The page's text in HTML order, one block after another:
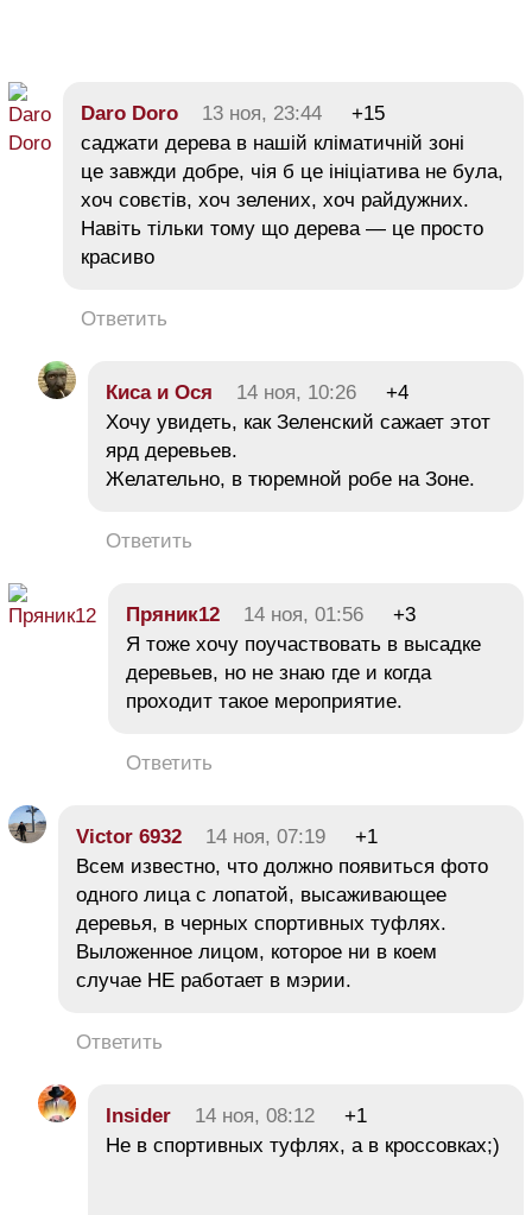
Daro Doro 13 ноя, 23:44
+15
саджати дерева в нашій кліматичній зоні
це завжди добре, чія б це ініціатива не була,
хоч совєтів, хоч зелених, хоч райдужних.
Навіть тільки тому що дерева — це просто
красиво
Ответить
Киса и Ося 14 ноя, 10:26
+4
Хочу увидеть, как Зеленский сажает этот
ярд деревьев.
Желательно, в тюремной робе на Зоне.
Ответить
Пряник12 14 ноя, 01:56
+3
Я тоже хочу поучаствовать в высадке
деревьев, но не знаю где и когда
проходит такое мероприятие.
Ответить
Victor 6932 14 ноя, 07:19
+1
Всем известно, что должно появиться фото
одного лица с лопатой, высаживающее
деревья, в черных спортивных туфлях.
Выложенное лицом, которое ни в коем
случае НЕ работает в мэрии.
Ответить
Insider 14 ноя, 08:12
+1
Не в спортивных туфлях, а в кроссовках;)